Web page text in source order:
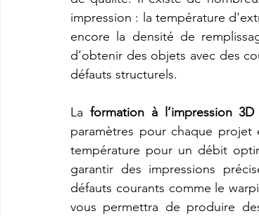
impression : la température
encore la densité de
d’obtenir des objets avec des
défauts structurels.
La formation à l’impression 3D
paramètres pour chaque projet
température pour un débit
garantir des impressions
défauts courants comme le
vous permettra de produire